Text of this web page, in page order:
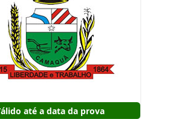
até a data da prova